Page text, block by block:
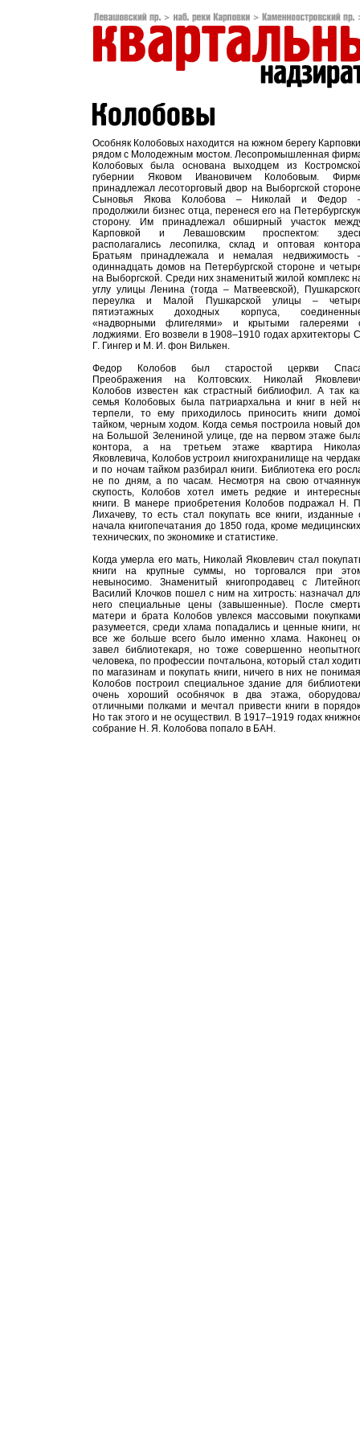
Особняк Колобовых находится на южном берегу
рядом с Молодежным мостом. Лесопромышленная
Колобовых была основана выходцем из
губернии Яковом Ивановичем Колобовым.
принадлежал лесоторговый двор на Выборгской
Сыновья Якова Колобова – Николай и Федор
продолжили бизнес отца, перенеся его на
сторону. Им принадлежал обширный участок
Карповкой и Левашовским проспектом:
располагались лесопилка, склад и оптовая
Братьям принадлежала и немалая недвижимость
одиннадцать домов на Петербургской стороне и
на Выборгской. Среди них знаменитый жилой комплекс
углу улицы Ленина (тогда – Матвеевской),
переулка и Малой Пушкарской улицы –
пятиэтажных доходных корпуса,
«надворными флигелями» и крытыми галереями
лоджиями. Его возвели в 1908–1910 годах архитекторы
Г. Гингер и М. И. фон Вилькен.
Федор Колобов был старостой церкви
Преображения на Колтовских. Николай
Колобов известен как страстный библиофил. А так
семья Колобовых была патриархальна и книг в ней
терпели, то ему приходилось приносить книги
тайком, черным ходом. Когда семья построила новый
на Большой Зелениной улице, где на первом этаже
контора, а на третьем этаже квартира
Яковлевича, Колобов устроил книгохранилище на
и по ночам тайком разбирал книги. Библиотека его
не по дням, а по часам. Несмотря на свою
скупость, Колобов хотел иметь редкие и
книги. В манере приобретения Колобов подражал Н.
Лихачеву, то есть стал покупать все книги, изданные
начала книгопечатания до 1850 года, кроме
технических, по экономике и статистике.
Когда умерла его мать, Николай Яковлевич стал
книги на крупные суммы, но торговался при
невыносимо. Знаменитый книгопродавец с
Василий Клочков пошел с ним на хитрость: назначал
него специальные цены (завышенные). После
матери и брата Колобов увлекся массовыми
разумеется, среди хлама попадались и ценные книги,
все же больше всего было именно хлама. Наконец
завел библиотекаря, но тоже совершенно
человека, по профессии почтальона, который стал
по магазинам и покупать книги, ничего в них не
Колобов построил специальное здание для
очень хороший особнячок в два этажа,
отличными полками и мечтал привести книги в
Но так этого и не осуществил. В 1917–1919 годах
собрание Н. Я. Колобова попало в БАН.